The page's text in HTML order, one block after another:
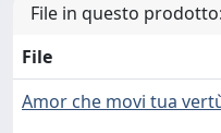
File in questo prodotto:
File
Amor che movi tua